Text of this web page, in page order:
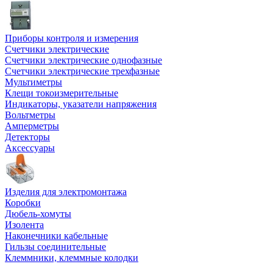
Приборы контроля и измерения
Счетчики электрические
Счетчики электрические однофазные
Счетчики электрические трехфазные
Мультиметры
Клещи токоизмерительные
Индикаторы, указатели напряжения
Вольтметры
Амперметры
Детекторы
Аксессуары
Изделия для электромонтажа
Коробки
Дюбель-хомуты
Изолента
Наконечники кабельные
Гильзы соединительные
Клеммники, клеммные колодки